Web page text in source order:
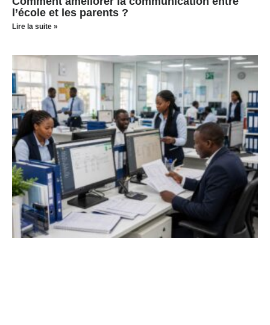
l’école et les parents ?
Lire la suite »